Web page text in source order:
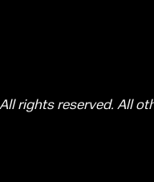
rights reserved. All